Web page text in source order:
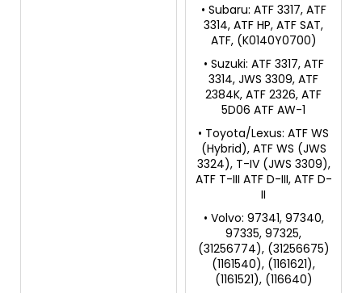
• Subaru: ATF 3317, ATF
3314, ATF HP, ATF SAT,
ATF, (K0140Y0700)
• Suzuki: ATF 3317, ATF
3314, JWS 3309, ATF
2384K, ATF 2326, ATF
5D06 ATF AW-1
• Toyota/Lexus: ATF WS
(Hybrid), ATF WS (JWS
3324), T-IV (JWS 3309),
ATF T-III ATF D-III, ATF D-
II
• Volvo: 97341, 97340,
97335, 97325,
(31256774), (31256675)
(1161540), (1161621),
(1161521), (116640)